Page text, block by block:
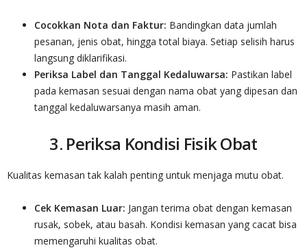
Cocokkan Nota dan Faktur: Bandingkan data jumlah
pesanan, jenis obat, hingga total biaya. Setiap selisih harus
langsung diklarifikasi.
Periksa Label dan Tanggal Kedaluwarsa: Pastikan label
pada kemasan sesuai dengan nama obat yang dipesan dan
tanggal kedaluwarsanya masih aman.
3. Periksa Kondisi Fisik Obat
Kualitas kemasan tak kalah penting untuk menjaga mutu obat.
Cek Kemasan Luar: Jangan terima obat dengan kemasan
rusak, sobek, atau basah. Kondisi kemasan yang cacat bisa
memengaruhi kualitas obat.